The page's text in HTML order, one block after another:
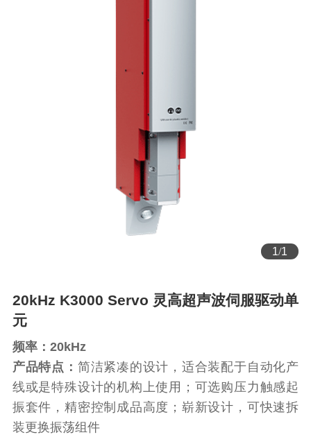
1/1
20kHz K3000 Servo 灵高超声波伺服驱动单
元
频率：20kHz
产品特点： 简洁紧凑的设计，适合装配于自动化产
线或是特殊设计的机构上使用；可选购压力触感起
振套件，精密控制成品高度；崭新设计，可快速拆
装更换振荡组件